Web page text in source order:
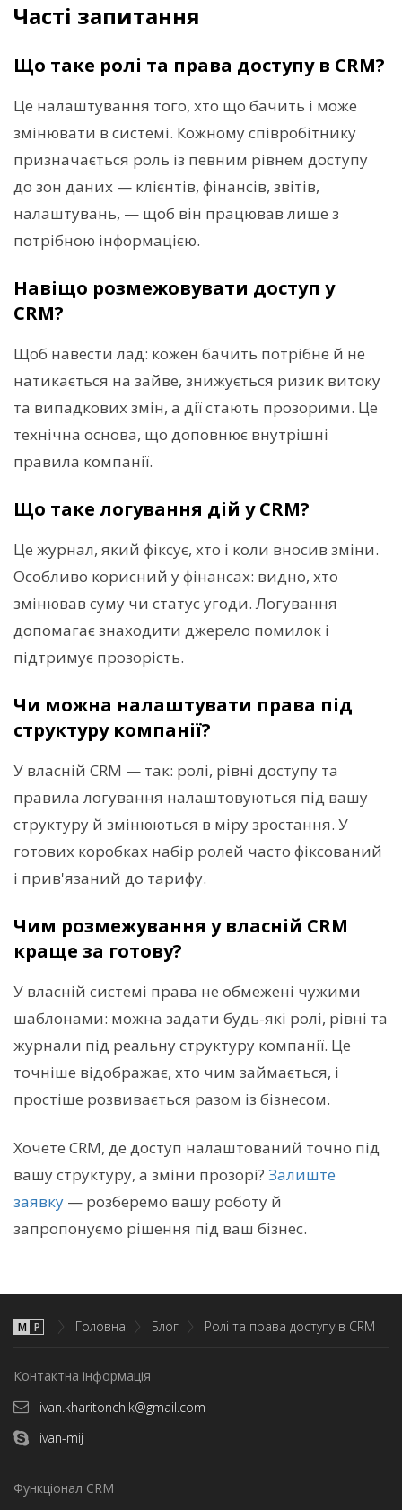
Часті запитання
Що таке ролі та права доступу в CRM?
Це налаштування того, хто що бачить і може
змінювати в системі. Кожному співробітнику
призначається роль із певним рівнем доступу
до зон даних — клієнтів, фінансів, звітів,
налаштувань, — щоб він працював лише з
потрібною інформацією.
Навіщо розмежовувати доступ у
CRM?
Щоб навести лад: кожен бачить потрібне й не
натикається на зайве, знижується ризик витоку
та випадкових змін, а дії стають прозорими. Це
технічна основа, що доповнює внутрішні
правила компанії.
Що таке логування дій у CRM?
Це журнал, який фіксує, хто і коли вносив зміни.
Особливо корисний у фінансах: видно, хто
змінював суму чи статус угоди. Логування
допомагає знаходити джерело помилок і
підтримує прозорість.
Чи можна налаштувати права під
структуру компанії?
У власній CRM — так: ролі, рівні доступу та
правила логування налаштовуються під вашу
структуру й змінюються в міру зростання. У
готових коробках набір ролей часто фіксований
і прив'язаний до тарифу.
Чим розмежування у власній CRM
краще за готову?
У власній системі права не обмежені чужими
шаблонами: можна задати будь-які ролі, рівні та
журнали під реальну структуру компанії. Це
точніше відображає, хто чим займається, і
простіше розвивається разом із бізнесом.
Хочете CRM, де доступ налаштований точно під
вашу структуру, а зміни прозорі? Залиште
заявку — розберемо вашу роботу й
запропонуємо рішення під ваш бізнес.
М P Головна Блог Ролі та права доступу в CRM
Контактна інформація
ivan.kharitonchik@gmail.com
ivan-mij
Функціонал CRM